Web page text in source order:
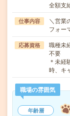
全額支
仕事内容
＼営業
フォー
応募資格
職種未
不要
＊未経
時、キ
職場の雰囲気
年齢層